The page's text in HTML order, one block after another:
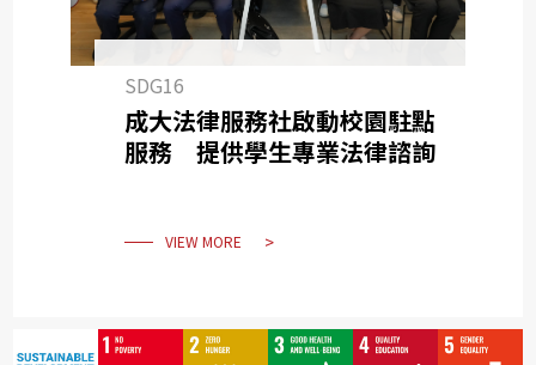
SDG16
成大法律服務社啟動校園駐點
服務 提供學生專業法律諮詢
VIEW MORE